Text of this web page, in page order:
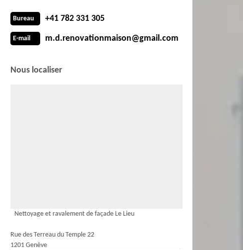
Bureau +41 782 331 305
E-mail m.d.renovationmaison@gmail.com
Nous localiser
Nettoyage et ravalement de façade Le Lieu
Rue des Terreau du Temple 22
1201 Genève